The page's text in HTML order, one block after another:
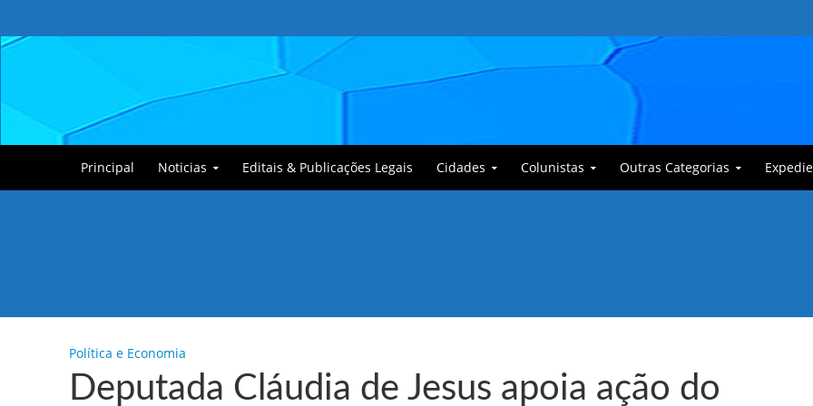
Principal Noticias Editais & Publicações Legais Cidades Colunistas Outras Categorias
Política e Economia
Deputada Cláudia de Jesus apoia ação do